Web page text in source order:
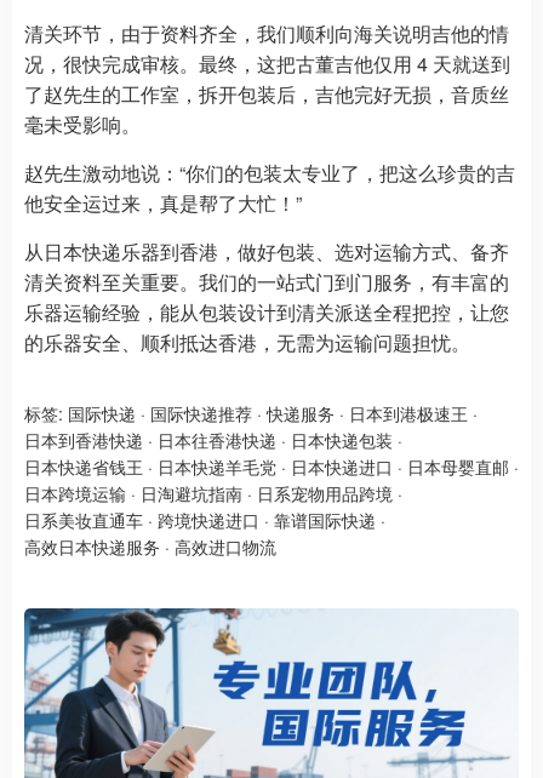
清关环节，由于资料齐全，我们顺利向海关说明吉他的情
况，很快完成审核。最终，这把古董吉他仅用 4 天就送到
了赵先生的工作室，拆开包装后，吉他完好无损，音质丝
毫未受影响。
赵先生激动地说：“你们的包装太专业了，把这么珍贵的吉
他安全运过来，真是帮了大忙！”
从日本快递乐器到香港，做好包装、选对运输方式、备齐
清关资料至关重要。我们的一站式门到门服务，有丰富的
乐器运输经验，能从包装设计到清关派送全程把控，让您
的乐器安全、顺利抵达香港，无需为运输问题担忧。
标签: 国际快递 · 国际快递推荐 ·快递服务 · 日本到港极速王 ·
日本到香港快递 · 日本往香港快递 · 日本快递包装 ·
日本快递省钱王 · 日本快递羊毛党 · 日本快递进口 · 日本母婴直邮 ·
日本跨境运输 · 日淘避坑指南 · 日系宠物用品跨境 ·
日系美妆直通车 · 跨境快递进口 · 靠谱国际快递 ·
高效日本快递服务 · 高效进口物流